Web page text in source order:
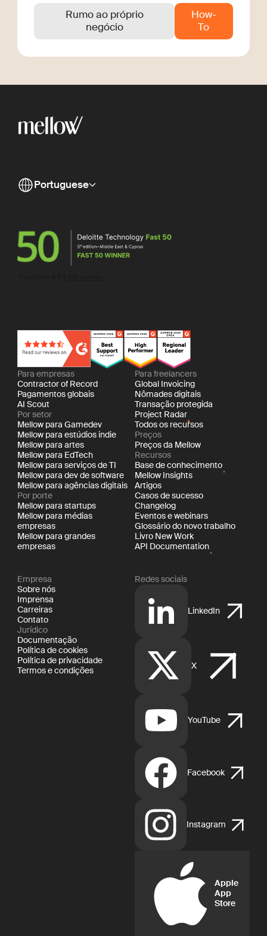
Rumo ao próprio
negócio
How-
To
Portuguese
Para empresas
Contractor of Record
Pagamentos globais
AI Scout
Por setor
Mellow para Gamedev
Mellow para estúdios indie
Mellow para artes
Mellow para EdTech
Mellow para serviços de TI
Mellow para dev de software
Mellow para agências digitais
Por porte
Mellow para startups
Mellow para médias
empresas
Mellow para grandes
empresas
Para freelancers
Global Invoicing
Nômades digitais
Transação protegida
Project Radar
Todos os recursos
Preços
Preços da Mellow
Recursos
Base de conhecimento
Mellow Insights
Artigos
Casos de sucesso
Changelog
Eventos e webinars
Glossário do novo trabalho
Livro New Work
API Documentation
Empresa
Sobre nós
Imprensa
Carreiras
Contato
Jurídico
Documentação
Política de cookies
Política de privacidade
Termos e condições
Redes sociais
LinkedIn
X
YouTube
Facebook
Instagram
Apple
App
Store